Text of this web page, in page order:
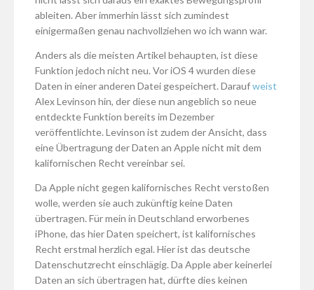
ableiten. Aber immerhin lässt sich zumindest
einigermaßen genau nachvollziehen wo ich wann war.
Anders als die meisten Artikel behaupten, ist diese
Funktion jedoch nicht neu. Vor iOS 4 wurden diese
Daten in einer anderen Datei gespeichert. Daraufweist
Alex Levinson hin, der diese nun angeblich so neue
entdeckte Funktion bereits im Dezember
veröffentlichte. Levinson ist zudem der Ansicht, dass
eine Übertragung der Daten an Apple nicht mit dem
kalifornischen Recht vereinbar sei.
Da Apple nicht gegen kalifornisches Recht verstoßen
wolle, werden sie auch zukünftig keine Daten
übertragen. Für mein in Deutschland erworbenes
iPhone, das hier Daten speichert, ist kalifornisches
Recht erstmal herzlich egal. Hier ist das deutsche
Datenschutzrecht einschlägig. Da Apple aber keinerlei
Daten an sich übertragen hat, dürfte dies keinen